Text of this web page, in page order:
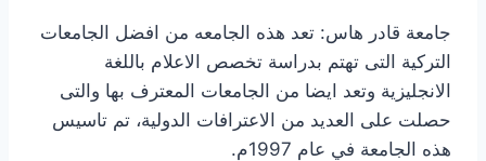
جامعة قادر هاس: تعد هذه الجامعه من افضل الجامعات
التركية التى تهتم بدراسة تخصص الاعلام باللغة
الانجليزية وتعد ايضا من الجامعات المعترف بها والتى
حصلت على العديد من الاعترافات الدولية، تم تاسيس
هذه الجامعة في عام 1997م.